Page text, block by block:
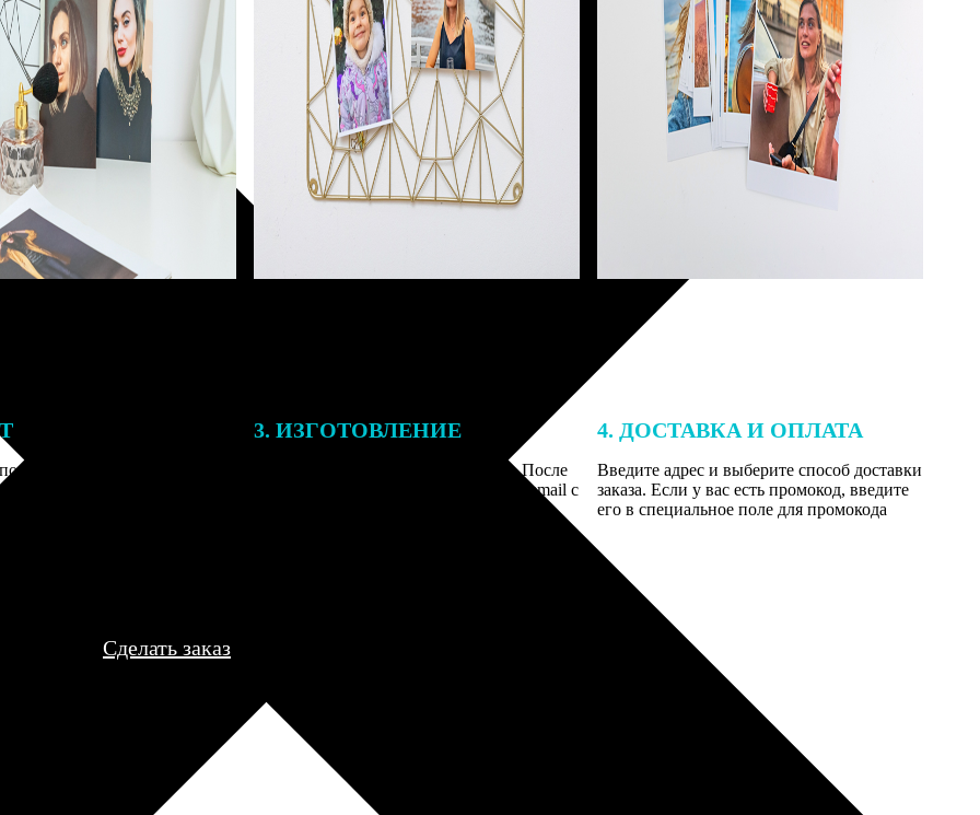
заказа к печати
могут связаться с Вами
телефону или email для
деталей.
3. ИЗГОТОВЛЕНИЕ
Оплатите заказ банковской картой. После
оплаты получите подтверждение на email с
описанием заказа. Когда отправим заказ
4. ДОСТАВКА И ОПЛАТА
Введите адрес и выберите способ доставки
заказа. Если у вас есть промокод, введите
его в специальное поле для промокода
Сделать заказ